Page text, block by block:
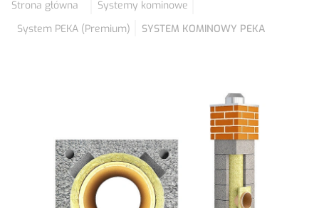
Strona główna
Systemy kominowe
System PEKA (Premium)
SYSTEM KOMINOWY PEKA